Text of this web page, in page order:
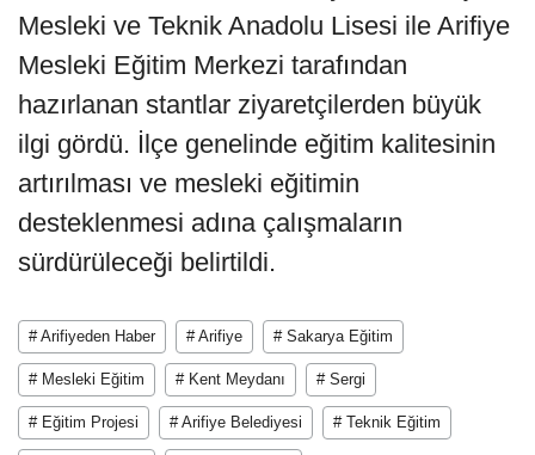
Mesleki ve Teknik Anadolu Lisesi ile Arifiye
Mesleki Eğitim Merkezi tarafından
hazırlanan stantlar ziyaretçilerden büyük
ilgi gördü. İlçe genelinde eğitim kalitesinin
artırılması ve mesleki eğitimin
desteklenmesi adına çalışmaların
sürdürüleceği belirtildi.
# Arifiyeden Haber # Arifiye # Sakarya Eğitim
# Mesleki Eğitim # Kent Meydanı # Sergi
# Eğitim Projesi # Arifiye Belediyesi # Teknik Eğitim